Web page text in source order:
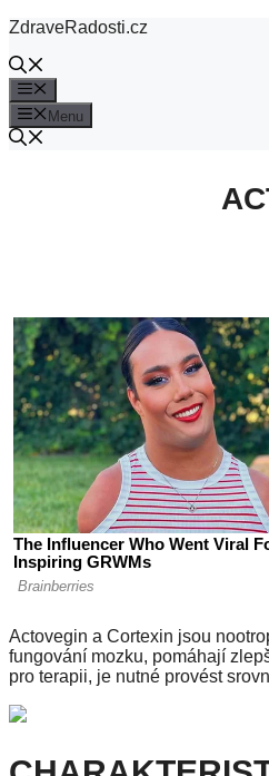
Přeskočit
obsah
ZdraveRadosti.cz
Menu
Actovegin a Cortexin jsou
fungování mozku, pomáhají
pro terapii, je nutné provést